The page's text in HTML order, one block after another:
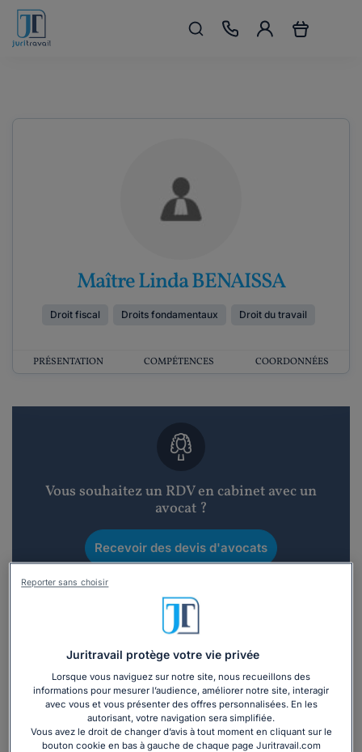
Maître Linda BENAISSA
Droit fiscal Droits fondamentaux Droit du travail
PRÉSENTATION COMPÉTENCES COORDONNÉES
Vous souhaitez un RDV en cabinet avec un
avocat ?
Recevoir des devis d'avocats
Vous souhaitez une consultation par
téléphone ?
Juritravail protège votre vie privée
Lorsque vous naviguez sur notre site, nous recueillons des
informations pour mesurer l’audience, améliorer notre site, interagir
avec vous et vous présenter des offres personnalisées. En les
autorisant, votre navigation sera simplifiée.
Vous avez le droit de changer d’avis à tout moment en cliquant sur le
bouton cookie en bas à gauche de chaque page Juritravail.com
Reporter sans choisir